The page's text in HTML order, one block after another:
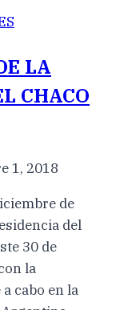
LA
CHACO
1, 2018
de
del
30 de
la
cabo en la